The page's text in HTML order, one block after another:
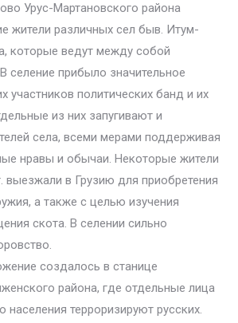
Урус-Мартановского района
жители различных сел быв. Итум-
которые ведут между собой
селение прибыло значительное
участников политических банд и их
из них запугивают и
села, всеми мерами поддерживая
нравы и обычаи. Некоторые жители
выезжали в Грузию для приобретения
а также с целью изучения
скота. В селении сильно
создалось в станице
района, где отдельные лица
населения терроризируют русских.